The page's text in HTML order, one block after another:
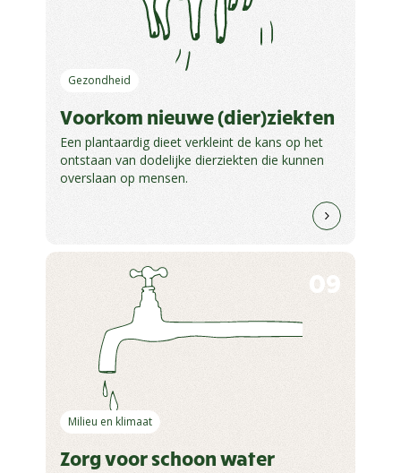
Gezondheid
Voorkom nieuwe (dier)ziekten
Een plantaardig dieet verkleint de kans op het
ontstaan van dodelijke dierziekten die kunnen
overslaan op mensen.
Milieu en klimaat
09
Zorg voor schoon water